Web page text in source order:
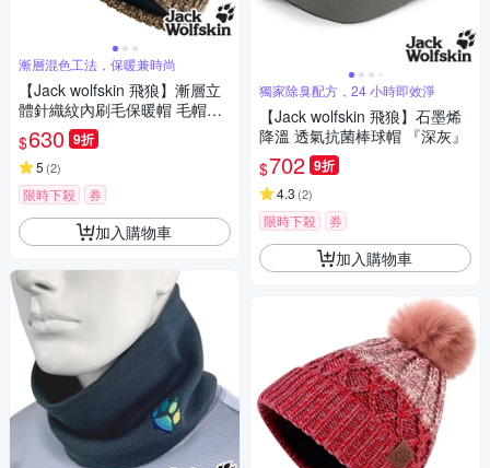
漸層混色工法，保暖兼時尚
【Jack wolfskin 飛狼】漸層立
體針織紋內刷毛保暖帽 毛帽
『深駝』
$630 9折
5 (2)
限時下殺 券
加入購物車
獨家除臭配方，24 小時即效淨
【Jack wolfskin 飛狼】石墨烯
降溫 透氣抗菌棒球帽 『深灰』
$702 9折
4.3 (2)
限時下殺 券
加入購物車